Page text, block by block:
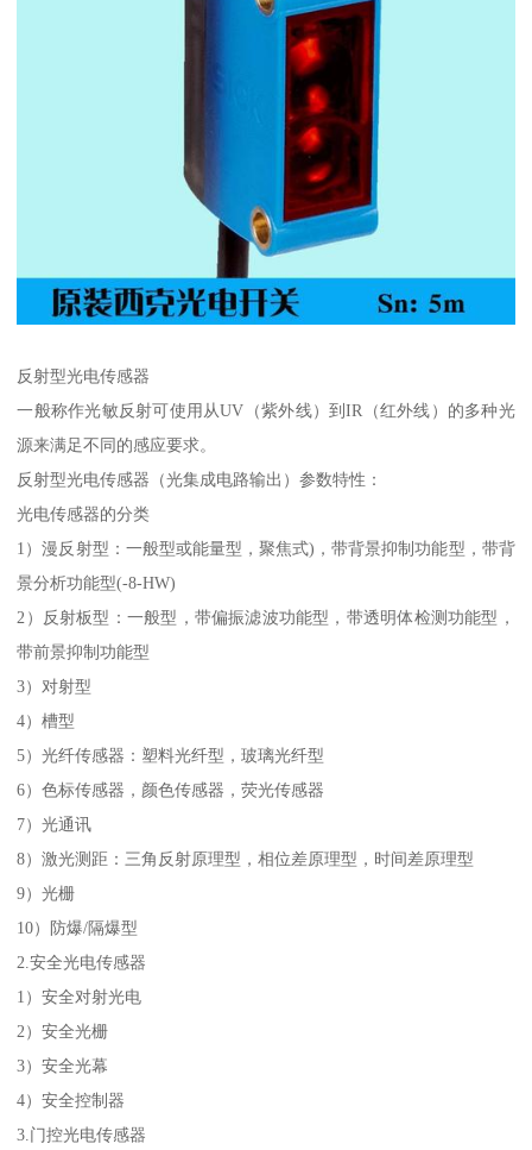
反射型光电传感器
一般称作光敏反射可使用从UV（紫外线）到IR（红外线）的多种光
源来满足不同的感应要求。
反射型光电传感器（光集成电路输出）参数特性：
光电传感器的分类
1）漫反射型：一般型或能量型，聚焦式)，带背景抑制功能型，带背
景分析功能型(-8-HW)
2）反射板型：一般型，带偏振滤波功能型，带透明体检测功能型，
带前景抑制功能型
3）对射型
4）槽型
5）光纤传感器：塑料光纤型，玻璃光纤型
6）色标传感器，颜色传感器，荧光传感器
7）光通讯
8）激光测距：三角反射原理型，相位差原理型，时间差原理型
9）光栅
10）防爆/隔爆型
2.安全光电传感器
1）安全对射光电
2）安全光栅
3）安全光幕
4）安全控制器
3.门控光电传感器